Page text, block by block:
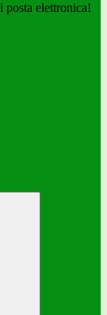
posta elettronica!